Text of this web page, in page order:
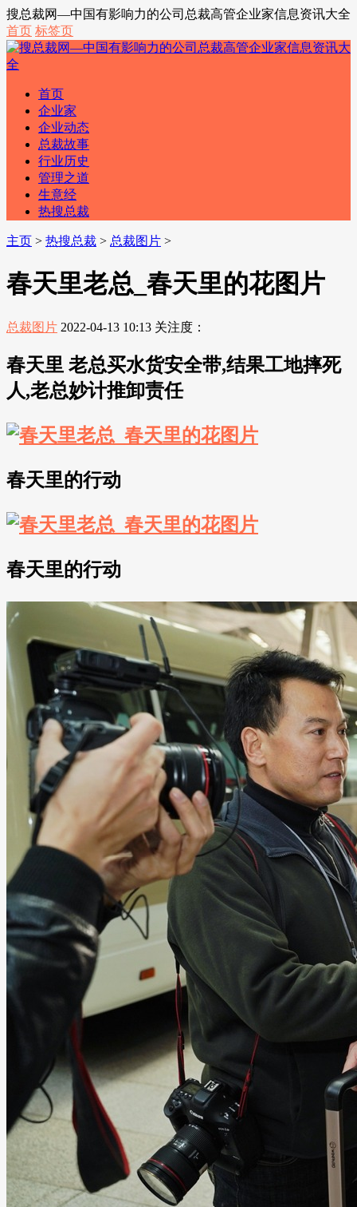
搜总裁网—中国有影响力的公司总裁高管企业家信息资讯大全
首页 标签页
首页
企业家
企业动态
总裁故事
行业历史
管理之道
生意经
热搜总裁
主页 > 热搜总裁 > 总裁图片 >
春天里老总_春天里的花图片
总裁图片 2022-04-13 10:13 关注度：
春天里 老总买水货安全带,结果工地摔死
人,老总妙计推卸责任
春天里的行动
春天里的行动